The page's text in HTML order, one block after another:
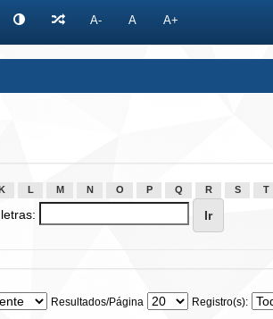
A- A A+
K L M N O P Q R S T
Resultados/Página Registro(s):